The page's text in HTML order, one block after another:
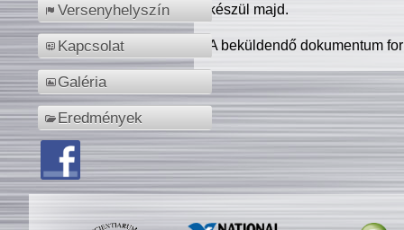
Versenyhelyszín
Kapcsolat
Galéria
Eredmények
készül majd.
A beküldendő dokumentum